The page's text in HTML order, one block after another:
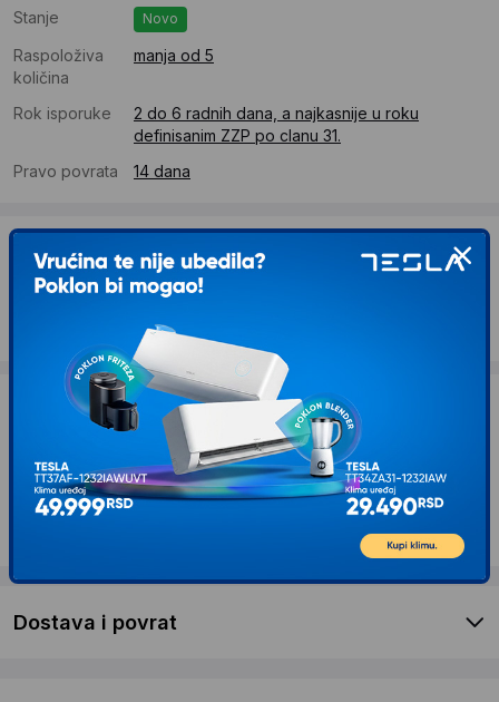
Stanje Novo
Raspoloživa
količina
manja od 5
Rok isporuke
2 do 6 radnih dana, a najkasnije u roku
definisanim ZZP po clanu 31.
Pravo povrata
14 dana
Standardna dostava se očekuje u roku od 2 do 6 radnih
dana
Troskovi dostave 3790 RSD
Želite li ponudu za firmu?
Opis proizvoda KETER Newton Plus Wide
Dostava i povrat